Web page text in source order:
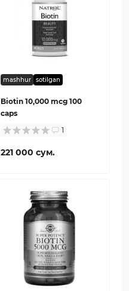
mashhur sotilgan
Biotin 10,000 mcg 100
caps
1
221 000 сум.